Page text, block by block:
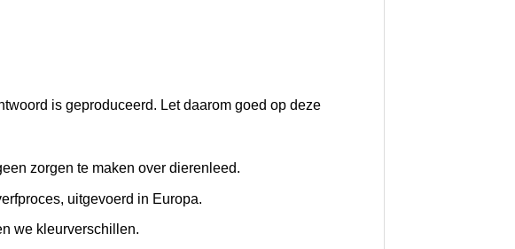
is geproduceerd. Let daarom goed op deze
zorgen te maken over dierenleed.
uitgevoerd in Europa.
we kleurverschillen.